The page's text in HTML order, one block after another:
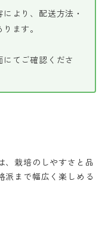
より、配送方法・
ます。
てご確認くださ
、栽培のしやすさと品
派まで幅広く楽しめる